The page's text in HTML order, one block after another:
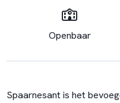
Openbaar
Spaarnesant is het